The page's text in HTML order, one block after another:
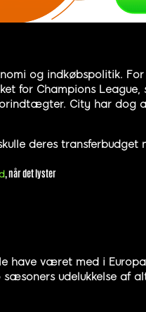
og indkøbspolitik.
for Champions
City har dog
deres
, når det lyster
have været med i
udelukkelse af